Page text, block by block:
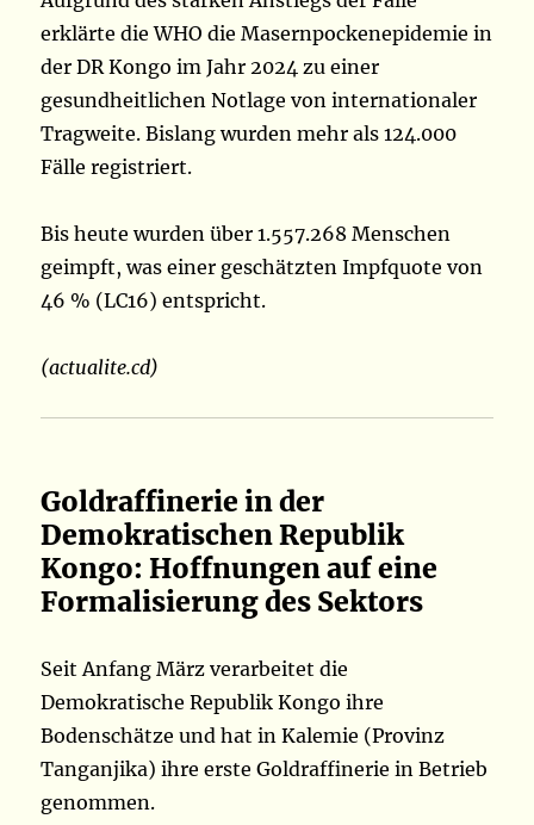
erklärte die WHO die Masernpockenepidemie in
der DR Kongo im Jahr 2024 zu einer
gesundheitlichen Notlage von internationaler
Tragweite. Bislang wurden mehr als 124.000
Fälle registriert.
Bis heute wurden über 1.557.268 Menschen
geimpft, was einer geschätzten Impfquote von
46 % (LC16) entspricht.
(actualite.cd)
Goldraffinerie in der
Demokratischen Republik
Kongo: Hoffnungen auf eine
Formalisierung des Sektors
Seit Anfang März verarbeitet die
Demokratische Republik Kongo ihre
Bodenschätze und hat in Kalemie (Provinz
Tanganjika) ihre erste Goldraffinerie in Betrieb
genommen.